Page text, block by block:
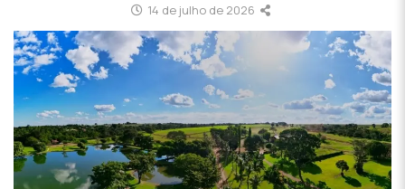
14 de julho de 2026